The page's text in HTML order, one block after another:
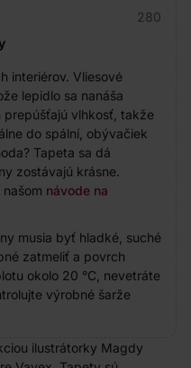
280
interiérov. Vliesové
lepidlo sa nanáša
prepúšťajú vlhkosť, takže
do spální, obývačiek
Tapeta sa dá
zostávajú krásne.
návode na
musia byť hladké, suché
zatmeliť a povrch
okolo 20 °C, nevetráte
výrobné šarže
ilustrátorky Magdy